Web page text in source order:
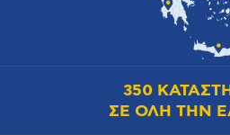
350
ΣΕ ΟΛΗ ΤΗΝ